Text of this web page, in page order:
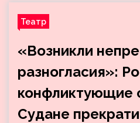
Театр
«Возникли
разногласия»:
конфликтующие
Судане